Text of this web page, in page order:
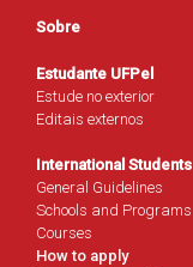
Sobre
Estudante UFPel
Estude no exterior
Editais externos
International Students
General Guidelines
Schools and Programs
Courses
How to apply